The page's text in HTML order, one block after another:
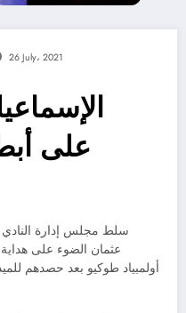
26 July، 2021
على
سلط مجلس إدارة النادي
عثمان الضوء على
أولمبياد طوكيو بعد حصدهم